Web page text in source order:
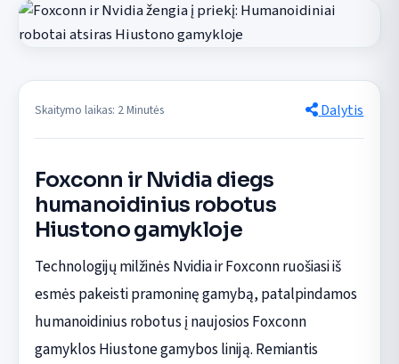
Skaitymo laikas: 2 Minutės Dalytis
Foxconn ir Nvidia diegs
humanoidinius robotus
Hiustono gamykloje
Technologijų milžinės Nvidia ir Foxconn ruošiasi iš
esmės pakeisti pramoninę gamybą, patalpindamos
humanoidinius robotus į naujosios Foxconn
gamyklos Hiustone gamybos liniją. Remiantis